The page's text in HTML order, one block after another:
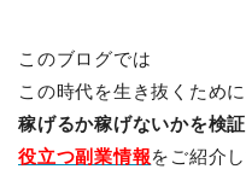
このブログでは
この時代を生き抜くために
稼げるか稼げないかを検
役立つ副業情報をご紹介